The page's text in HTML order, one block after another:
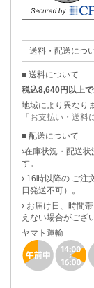
送料・配送につ
■ 送料について
税込8,640円以上
地域により異なり
「お支払い・送料
■ 配送について
在庫状況・配送状
す。
16時以降の ご注
日発送不可）。
お届け日、時間
えない場合がござ
ヤマト運輸